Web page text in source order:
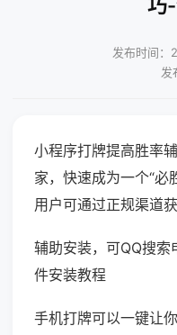
巧
发布时间：
发
小程序打牌提高胜率
家，快速成为一个“必
用户可通过正规渠道获
辅助安装，可QQ搜
件安装教程
手机打牌可以一键让